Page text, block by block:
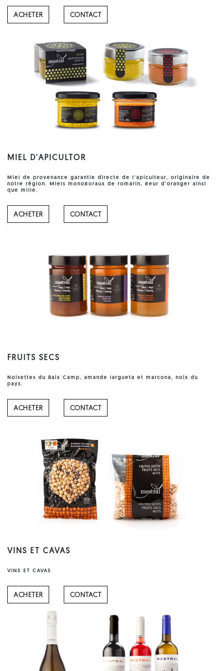
ACHETER CONTACT
MIEL D'APICULTOR
Miel de provenance garantie directe de l'apiculteur, originaire de
notre région. Miels monoﬂoraux de romarin, ﬂeur d'oranger ainsi
que mille.
ACHETER CONTACT
FRUITS SECS
Noisettes du Baix Camp, amande largueta et marcona, noix du
pays.
ACHETER CONTACT
VINS ET CAVAS
VINS ET CAVAS
ACHETER CONTACT